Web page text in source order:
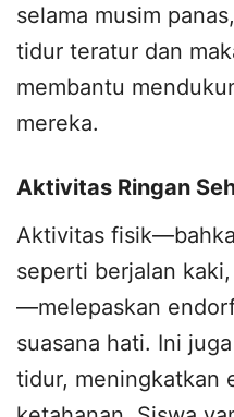
selama musim
tidur teratur dan
membantu
mereka.
Aktivitas Ringan
Aktivitas
seperti berjalan
—melepaskan
suasana hati. Ini
tidur, meningkatkan